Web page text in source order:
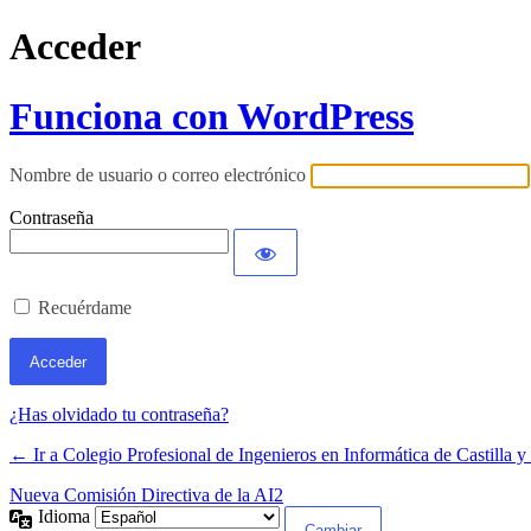
Acceder
Funciona con WordPress
Nombre de usuario o correo electrónico
Contraseña
Recuérdame
¿Has olvidado tu contraseña?
← Ir a Colegio Profesional de Ingenieros en Informática de Castilla y
Nueva Comisión Directiva de la AI2
Idioma